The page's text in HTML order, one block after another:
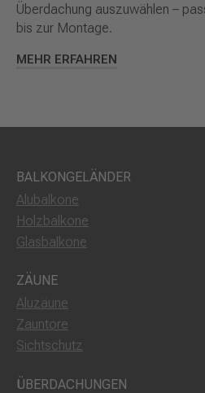
Überdachung auszuwählen –
bis zur Montage.
MEHR ERFAHREN
BALKONGELÄNDER
Alubalkone
Holzbalkone
Glasbalkone
ZÄUNE
Aluzäune
Zauntore
Sichtschutz
ÜBERDACHUNGEN